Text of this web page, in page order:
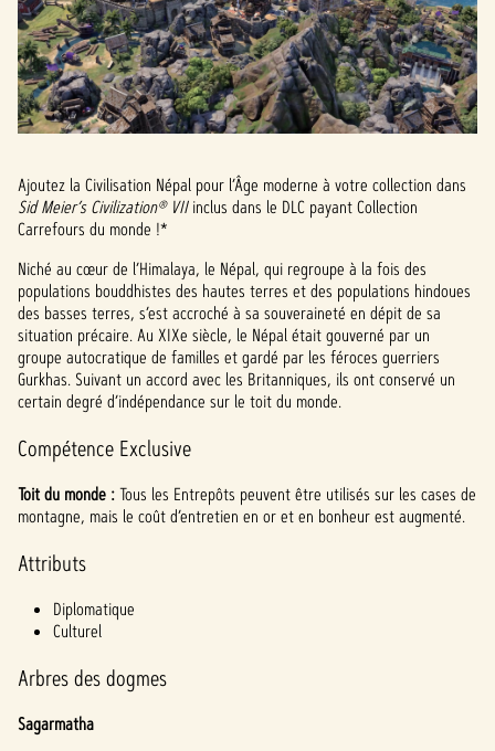
Ajoutez la Civilisation Népal pour l’Âge moderne à votre collection dans
Sid Meier’s Civilization® VIIinclus dans le DLC payant Collection
Carrefours du monde !*
Niché au cœur de l’Himalaya, le Népal, qui regroupe à la fois des
populations bouddhistes des hautes terres et des populations hindoues
des basses terres, s’est accroché à sa souveraineté en dépit de sa
situation précaire. Au XIXe siècle, le Népal était gouverné par un
groupe autocratique de familles et gardé par les féroces guerriers
Gurkhas. Suivant un accord avec les Britanniques, ils ont conservé un
certain degré d’indépendance sur le toit du monde.
Compétence Exclusive
Toit du monde :Tous les Entrepôts peuvent être utilisés sur les cases de
montagne, mais le coût d’entretien en or et en bonheur est augmenté.
Attributs
Diplomatique
Culturel
Arbres des dogmes
Sagarmatha